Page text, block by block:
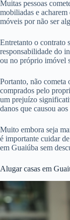
Muitas pessoas
mobiliadas e acharem
móveis por não ser
Entretanto o contrato
responsabilidade do
ou no próprio imóvel
Portanto, não cometa
comprados pelo
um prejuízo
danos que causou
Muito embora seja
é importante cuidar
em Guaiúba sem
Alugar casas em